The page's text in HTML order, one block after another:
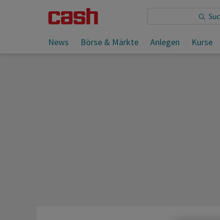
News Börse & Märkte Anlegen Kurse
Sie lesen: